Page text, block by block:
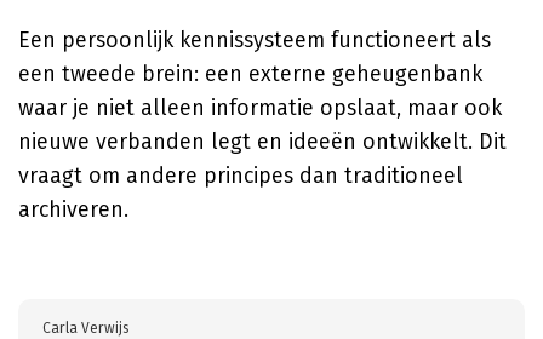
Een persoonlijk kennissysteem functioneert als
een tweede brein: een externe geheugenbank
waar je niet alleen informatie opslaat, maar ook
nieuwe verbanden legt en ideeën ontwikkelt. Dit
vraagt om andere principes dan traditioneel
archiveren.
Carla Verwijs